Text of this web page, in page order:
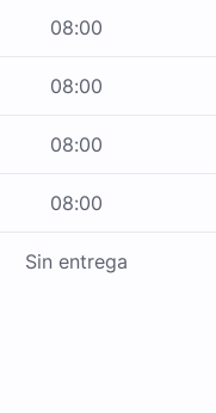
08:00
08:00
08:00
08:00
Sin entrega